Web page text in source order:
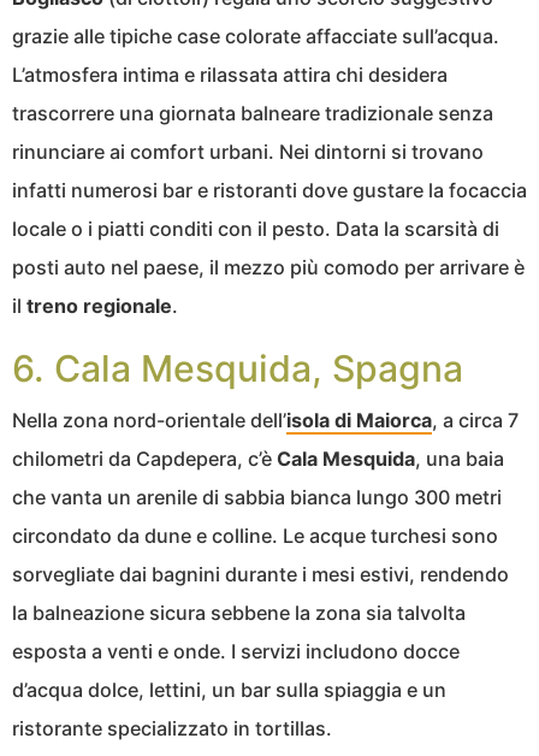
grazie alle tipiche case colorate affacciate sull’acqua.
L’atmosfera intima e rilassata attira chi desidera
trascorrere una giornata balneare tradizionale senza
rinunciare ai comfort urbani. Nei dintorni si trovano
infatti numerosi bar e ristoranti dove gustare la focaccia
locale o i piatti conditi con il pesto. Data la scarsità di
posti auto nel paese, il mezzo più comodo per arrivare è
il treno regionale.
6. Cala Mesquida, Spagna
Nella zona nord-orientale dell’isola di Maiorca, a circa 7
chilometri da Capdepera, c’è Cala Mesquida, una baia
che vanta un arenile di sabbia bianca lungo 300 metri
circondato da dune e colline. Le acque turchesi sono
sorvegliate dai bagnini durante i mesi estivi, rendendo
la balneazione sicura sebbene la zona sia talvolta
esposta a venti e onde. I servizi includono docce
d’acqua dolce, lettini, un bar sulla spiaggia e un
ristorante specializzato in tortillas.